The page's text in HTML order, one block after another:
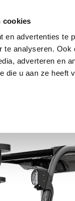
cookies
en advertenties te
te analyseren.
adverteren en
die u aan ze
Tweedehands